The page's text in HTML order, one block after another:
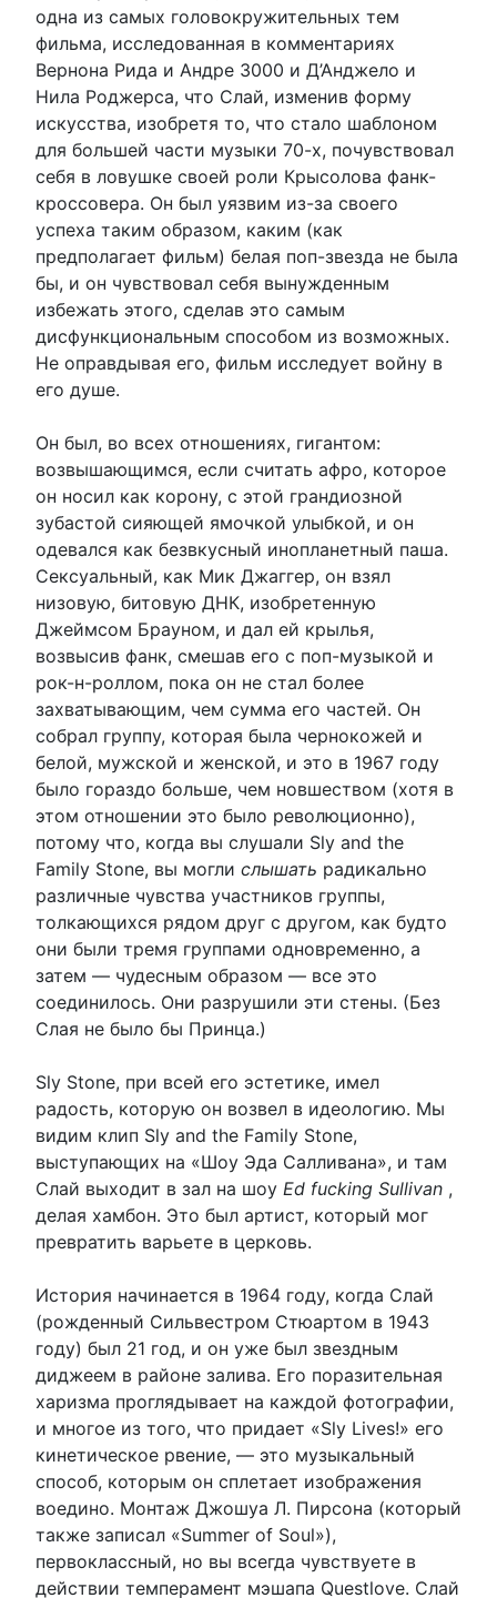
одна из самых головокружительных тем
фильма, исследованная в комментариях
Вернона Рида и Андре 3000 и Д’Анджело и
Нила Роджерса, что Слай, изменив форму
искусства, изобретя то, что стало шаблоном
для большей части музыки 70-х, почувствовал
себя в ловушке своей роли Крысолова фанк-
кроссовера. Он был уязвим из-за своего
успеха таким образом, каким (как
предполагает фильм) белая поп-звезда не была
бы, и он чувствовал себя вынужденным
избежать этого, сделав это самым
дисфункциональным способом из возможных.
Не оправдывая его, фильм исследует войну в
его душе.
Он был, во всех отношениях, гигантом:
возвышающимся, если считать афро, которое
он носил как корону, с этой грандиозной
зубастой сияющей ямочкой улыбкой, и он
одевался как безвкусный инопланетный паша.
Сексуальный, как Мик Джаггер, он взял
низовую, битовую ДНК, изобретенную
Джеймсом Брауном, и дал ей крылья,
возвысив фанк, смешав его с поп-музыкой и
рок-н-роллом, пока он не стал более
захватывающим, чем сумма его частей. Он
собрал группу, которая была чернокожей и
белой, мужской и женской, и это в 1967 году
было гораздо больше, чем новшеством (хотя в
этом отношении это было революционно),
потому что, когда вы слушали Sly and the
Family Stone, вы могли слышать радикально
различные чувства участников группы,
толкающихся рядом друг с другом, как будто
они были тремя группами одновременно, а
затем — чудесным образом — все это
соединилось. Они разрушили эти стены. (Без
Слая не было бы Принца.)
Sly Stone, при всей его эстетике, имел
радость, которую он возвел в идеологию. Мы
видим клип Sly and the Family Stone,
выступающих на «Шоу Эда Салливана», и там
Слай выходит в зал на шоу Ed fucking Sullivan ,
делая хамбон. Это был артист, который мог
превратить варьете в церковь.
История начинается в 1964 году, когда Слай
(рожденный Сильвестром Стюартом в 1943
году) был 21 год, и он уже был звездным
диджеем в районе залива. Его поразительная
харизма проглядывает на каждой фотографии,
и многое из того, что придает «Sly Lives!» его
кинетическое рвение, — это музыкальный
способ, которым он сплетает изображения
воедино. Монтаж Джошуа Л. Пирсона (который
также записал «Summer of Soul»),
первоклассный, но вы всегда чувствуете в
действии темперамент мэшапа Questlove. Слай